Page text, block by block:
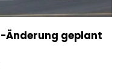
Änderung geplant